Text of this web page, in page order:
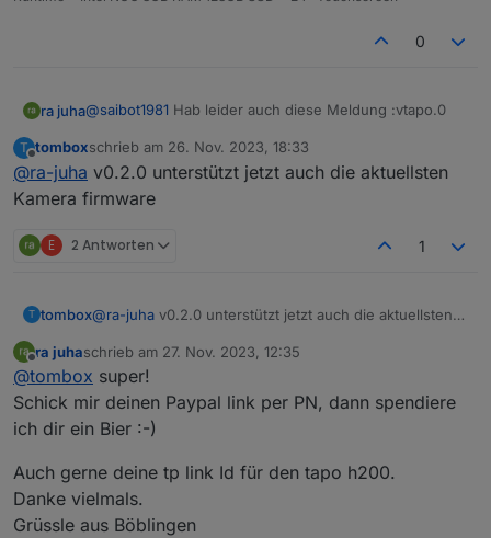
http://download.tplinkcloud.com/Tapo_C212v2_en_1.3.
0
ra juha@saibot1981 Hab leider auch diese Meldung :vtapo.0
2023-11-22 21:28:16.315 error Error: Unable to find
token in response, probably your credentials are not
valid. Please make sure you set your TAPO Cloud
2FA auch jetzt aus. Trotzdem.
Hoffe Tom bekommt das hin. Danke !!!
T
Offline
tomboxschrieb am 26. Nov. 2023, 18:33
zuletzt editiert von
@ra-juha v0.2.0 unterstützt jetzt auch die aktuellsten
Kamera firmware
E 2 Antworten 1
T tombox@ra-juha v0.2.0 unterstützt jetzt auch die aktuellsten
Offline
ra juhaschrieb am 27. Nov. 2023, 12:35
zuletzt editiert von
@tombox super!
Schick mir deinen Paypal link per PN, dann spendiere
ich dir ein Bier :-)
Auch gerne deine tp link Id für den tapo h200.
Danke vielmals.
Grüssle aus Böblingen